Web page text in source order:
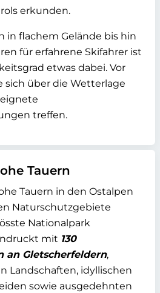
erkunden.
in flachem Gelände bis hin
für erfahrene Skifahrer ist
etwas dabei. Vor
sich über die Wetterlage
treffen.
Tauern
Tauern in den Ostalpen
Naturschutzgebiete
Nationalpark
mit 130
an Gletscherfeldern,
Landschaften, idyllischen
sowie ausgedehnten